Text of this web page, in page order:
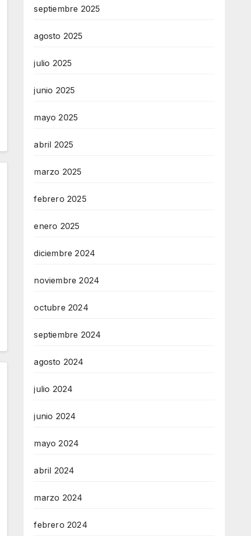
septiembre 2025
agosto 2025
julio 2025
junio 2025
mayo 2025
abril 2025
marzo 2025
febrero 2025
enero 2025
diciembre 2024
noviembre 2024
octubre 2024
septiembre 2024
agosto 2024
julio 2024
junio 2024
mayo 2024
abril 2024
marzo 2024
febrero 2024